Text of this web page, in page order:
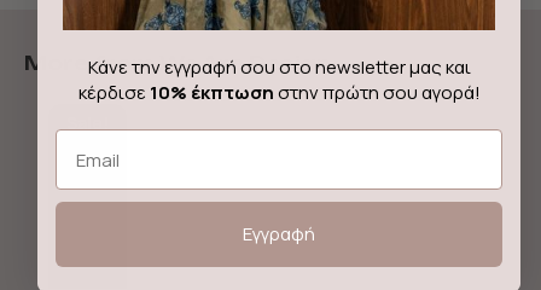
More from We Are Design
Κάνε την εγγραφή σου στο newsletter μας και
κέρδισε 10% έκπτωσηστην πρώτη σου αγορά!
Email
Εγγραφή